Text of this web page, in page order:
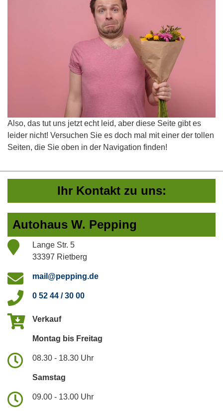
Also, das tut uns jetzt echt leid, aber diese Seite gibt es
leider nicht! Versuchen Sie es doch mal mit einer der tollen
Seiten, die Sie oben in der Navigation finden!
Ihr Kontakt zu uns:
Autohaus W. Pepping
Lange Str. 5
33397 Rietberg
mail@pepping.de
0 52 44 / 30 00
Verkauf
Montag bis Freitag
08.30 - 18.30 Uhr
Samstag
09.00 - 13.00 Uhr